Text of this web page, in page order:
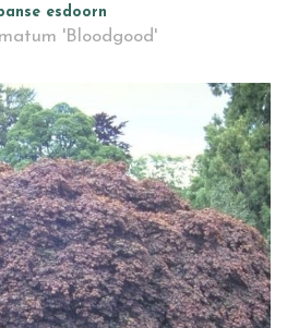
esdoorn
'Bloodgood'